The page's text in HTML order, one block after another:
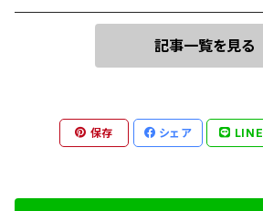
記事一覧を見る
保存 シェア LINE